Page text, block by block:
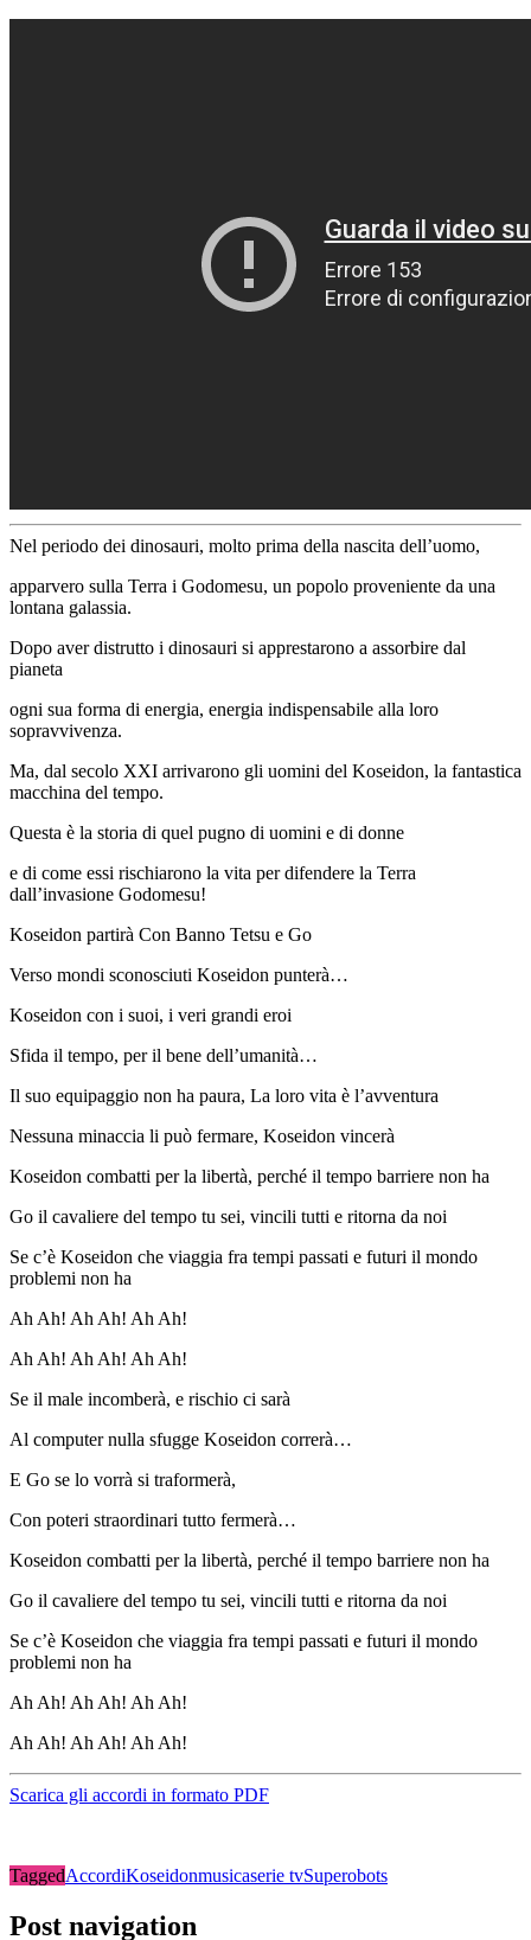
Nel periodo dei dinosauri, molto prima della nascita dell’uomo,
apparvero sulla Terra i Godomesu, un popolo proveniente da una
lontana galassia.
Dopo aver distrutto i dinosauri si apprestarono a assorbire dal
pianeta
ogni sua forma di energia, energia indispensabile alla loro
sopravvivenza.
Ma, dal secolo XXI arrivarono gli uomini del Koseidon, la fantastica
macchina del tempo.
Questa è la storia di quel pugno di uomini e di donne
e di come essi rischiarono la vita per difendere la Terra
dall’invasione Godomesu!
Koseidon partirà Con Banno Tetsu e Go
Verso mondi sconosciuti Koseidon punterà…
Koseidon con i suoi, i veri grandi eroi
Sfida il tempo, per il bene dell’umanità…
Il suo equipaggio non ha paura, La loro vita è l’avventura
Nessuna minaccia li può fermare, Koseidon vincerà
Koseidon combatti per la libertà, perché il tempo barriere non ha
Go il cavaliere del tempo tu sei, vincili tutti e ritorna da noi
Se c’è Koseidon che viaggia fra tempi passati e futuri il mondo
problemi non ha
Ah Ah! Ah Ah! Ah Ah!
Ah Ah! Ah Ah! Ah Ah!
Se il male incomberà, e rischio ci sarà
Al computer nulla sfugge Koseidon correrà…
E Go se lo vorrà si traformerà,
Con poteri straordinari tutto fermerà…
Koseidon combatti per la libertà, perché il tempo barriere non ha
Go il cavaliere del tempo tu sei, vincili tutti e ritorna da noi
Se c’è Koseidon che viaggia fra tempi passati e futuri il mondo
problemi non ha
Ah Ah! Ah Ah! Ah Ah!
Ah Ah! Ah Ah! Ah Ah!
Scarica gli accordi in formato PDF
TaggedAccordiKoseidonmusicaserie tvSuperobots
Post navigation